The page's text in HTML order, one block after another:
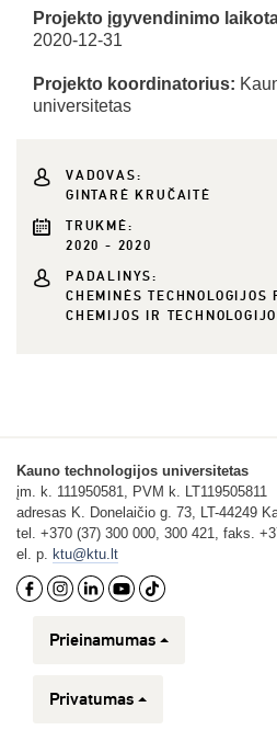
Projekto įgyvendinimo
2020-12-31
Projekto koordinatorius:
universitetas
VADOVAS:
GINTARĖ KRUČAITĖ
TRUKMĖ:
2020 - 2020
PADALINYS:
CHEMINĖS
CHEMIJOS IR
Kauno technologijos universitetas
įm. k. 111950581, PVM k. LT119505811
adresas K. Donelaičio g. 73, LT-44249
tel. +370 (37) 300 000, 300 421, faks.
el. p. ktu@ktu.lt
Prieinamumas
Privatumas